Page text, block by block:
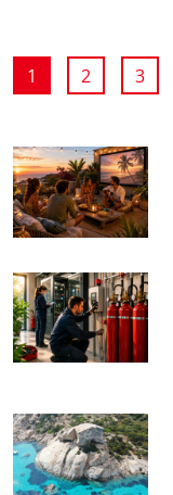
1 2 3